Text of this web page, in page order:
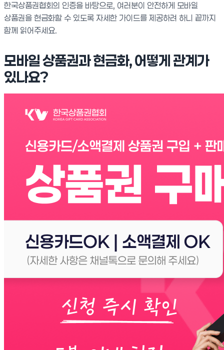
한국상품권협회의 인증을 바탕으로, 여러분이 안전하게 모바일
상품권을 현금화할 수 있도록 자세한 가이드를 제공하려 하니 끝까지
함께 읽어주세요.
모바일 상품권과 현금화, 어떻게 관계가
있나요?